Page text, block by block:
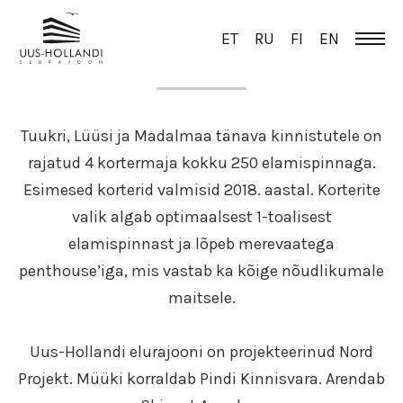
ET RU FI EN
ÜLEVAADE
Tuukri, Lüüsi ja Madalmaa tänava kinnistutele on
rajatud 4 kortermaja kokku 250 elamispinnaga.
Esimesed korterid valmisid 2018. aastal. Korterite
valik algab optimaalsest 1-toalisest
elamispinnast ja lõpeb merevaatega
penthouse’iga, mis vastab ka kõige nõudlikumale
maitsele.
Uus-Hollandi elurajooni on projekteerinud Nord
Projekt. Müüki korraldab Pindi Kinnisvara. Arendab